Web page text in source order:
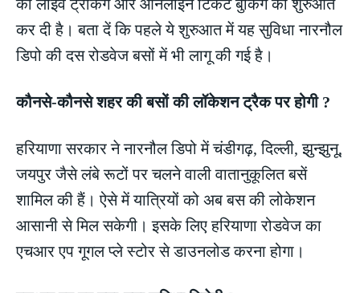
की लाइव ट्रैकिंग और ऑनलाइन टिकट बुकिंग की शुरुआत
कर दी है। बता दें कि पहले ये शुरुआत में यह सुविधा नारनौल
डिपो की दस रोडवेज बसों में भी लागू की गई है।
कौनसे-कौनसे शहर की बसों की लॉकेशन ट्रैक पर होगी ?
हरियाणा सरकार ने नारनौल डिपो में चंडीगढ़, दिल्ली, झुन्झुनू,
जयपुर जैसे लंबे रूटों पर चलने वाली वातानुकूलित बसें
शामिल की हैं। ऐसे में यात्रियों को अब बस की लोकेशन
आसानी से मिल सकेगी। इसके लिए हरियाणा रोडवेज का
एचआर एप गूगल प्ले स्टोर से डाउनलोड करना होगा।